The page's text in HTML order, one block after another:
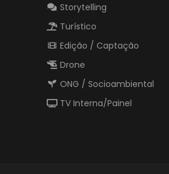
Storytelling
Turístico
Edição / Captação
Drone
ONG / Socioambiental
TV Interna/Painel